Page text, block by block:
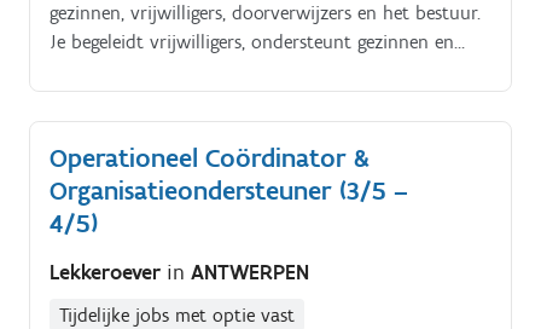
gezinnen, vrijwilligers, doorverwijzers en het bestuur.
Je begeleidt vrijwilligers, ondersteunt gezinnen en
Operationeel Coördinator &
Organisatieondersteuner (3/5 –
4/5)
Lekkeroever in ANTWERPEN
Tijdelijke jobs met optie vast